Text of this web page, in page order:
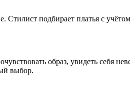
Стилист подбирает платья с
образ, увидеть себя
выбор.